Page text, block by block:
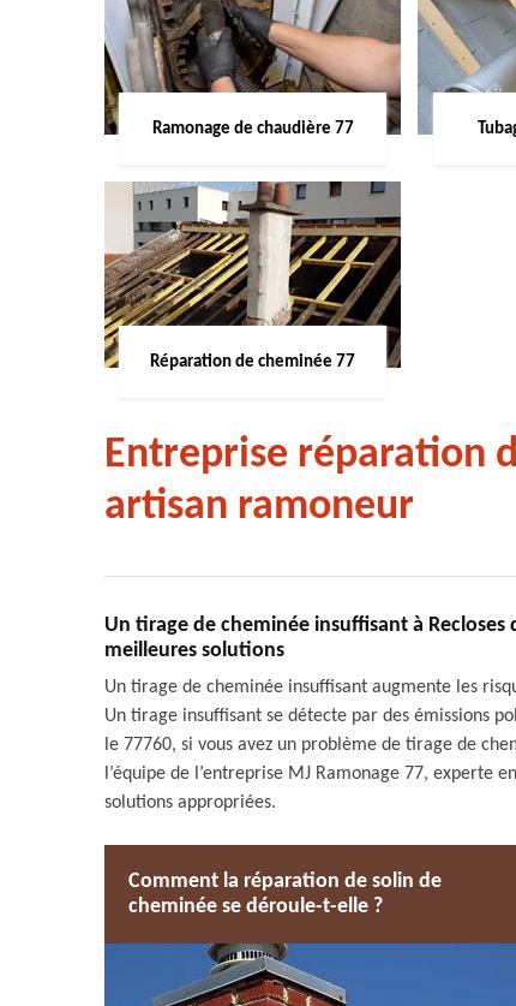
Ramonage de chaudière 77
Réparation de cheminée 77
Entreprise réparation
artisan ramoneur
Un tirage de cheminée insuffisant à Recloses
meilleures solutions
Un tirage de cheminée insuffisant augmente les
Un tirage insuffisant se détecte par des émissions
le 77760, si vous avez un problème de tirage de
l’équipe de l’entreprise MJ Ramonage 77, experte
solutions appropriées.
Comment la réparation de solin de
cheminée se déroule-t-elle ?